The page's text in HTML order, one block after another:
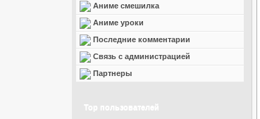
Аниме смешилка
Аниме уроки
Последние комментарии
Связь с администрацией
Партнеры
Top пользователей